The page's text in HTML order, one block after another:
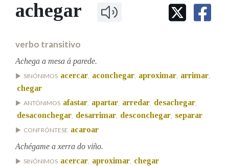
IDENTIDADE CORPORATIVA
MARCIAL DEL ADALID
FIGURAS HOMENAXEADAS
PORTAL DAS PALABRAS
Facebook
TwitterYoutubeInstagram
Bluesky
BUSCAR NOS LEMAS
Remata por
Contén
BUSCAR NO CONTIDO
achegar
verbo transitivo
Achega a mesa á parede.
SINÓNIMOS acercar, aconchegar, aproximar, arrimar,
chegar
ANTÓNIMOS afastar, apartar, arredar, desachegar,
desaconchegar, desarrimar, desconchegar, separar
CONFRÓNTESE acaroar
Achégame a xerra do viño.
SINÓNIMOS acercar, aproximar, chegar